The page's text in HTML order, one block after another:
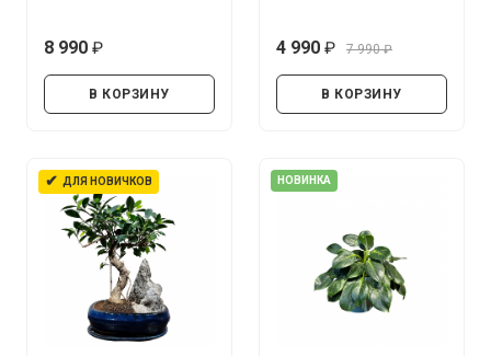
8 990
В КОРЗИНУ
4 990
7 990
В КОРЗИНУ
✔ ДЛЯ НОВИЧКОВ НОВИНКА